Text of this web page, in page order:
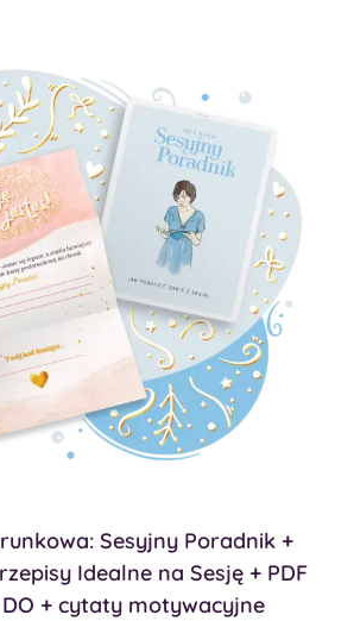
Sesyjny Poradnik +
Idealne na Sesję + PDF
+ cytaty motywacyjne